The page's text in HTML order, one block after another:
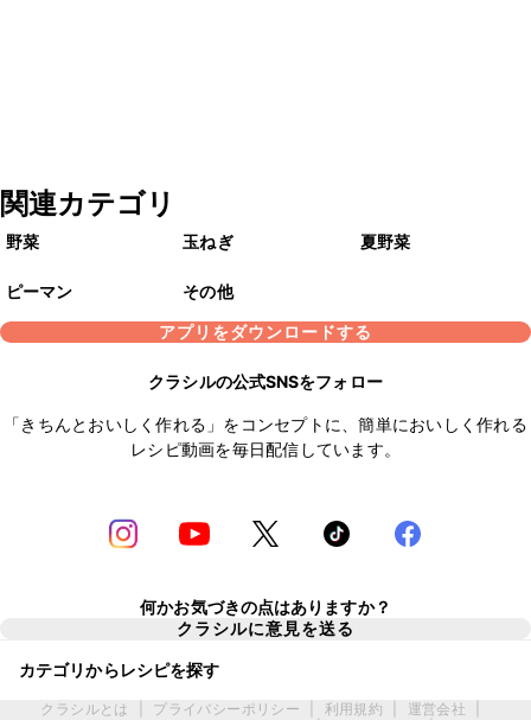
関連カテゴリ
野菜 玉ねぎ 夏野菜
ピーマン
その他
アプリをダウンロードする
クラシルの公式SNSをフォロー
「きちんとおいしく作れる」をコンセプトに、簡単においしく作れる
レシピ動画を毎日配信しています。
何かお気づきの点はありますか？
クラシルに意見を送る
カテゴリからレシピを探す
クラシルとは プライバシーポリシー 利用規約 運営会社